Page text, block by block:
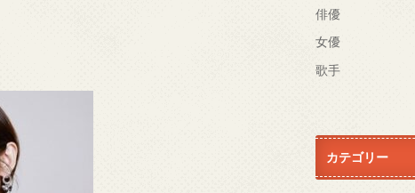
俳優
女優
歌手
カテゴリー